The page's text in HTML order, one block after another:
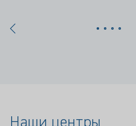
Наши центры